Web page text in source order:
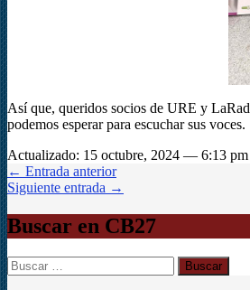
Así que, queridos socios de URE y
podemos esperar para escuchar sus
Actualizado: 15 octubre, 2024 — 6:13 pm
← Entrada anterior
Siguiente entrada →
Buscar en CB27
Buscar: